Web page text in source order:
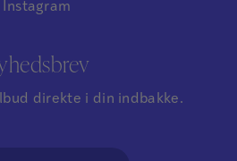
Instagram
direkte i din indbakke.